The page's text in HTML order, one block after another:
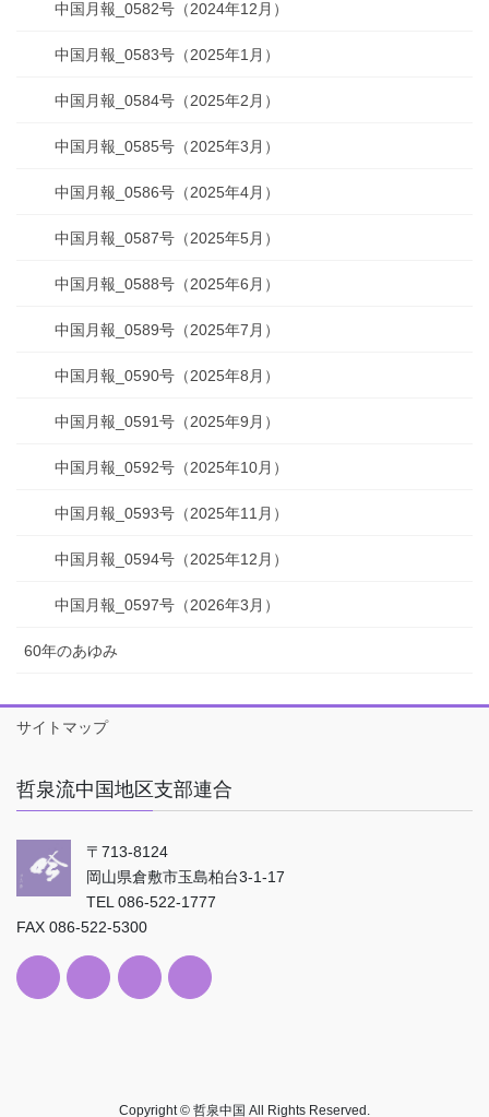
中国月報_0582号（2024年12月）
中国月報_0583号（2025年1月）
中国月報_0584号（2025年2月）
中国月報_0585号（2025年3月）
中国月報_0586号（2025年4月）
中国月報_0587号（2025年5月）
中国月報_0588号（2025年6月）
中国月報_0589号（2025年7月）
中国月報_0590号（2025年8月）
中国月報_0591号（2025年9月）
中国月報_0592号（2025年10月）
中国月報_0593号（2025年11月）
中国月報_0594号（2025年12月）
中国月報_0597号（2026年3月）
60年のあゆみ
サイトマップ
哲泉流中国地区支部連合
〒713-8124
岡山県倉敷市玉島柏台3-1-17
TEL 086-522-1777
FAX 086-522-5300
Copyright © 哲泉中国 All Rights Reserved.